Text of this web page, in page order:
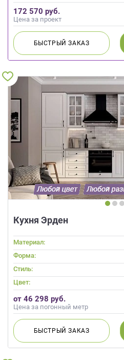
172 570 руб.
Цена за проект
БЫСТРЫЙЗАКАЗ
Кухня Эрден
Материал:
Форма:
Стиль:
Цвет:
от 46 298 руб.
Цена за погонный метр
БЫСТРЫЙЗАКАЗ